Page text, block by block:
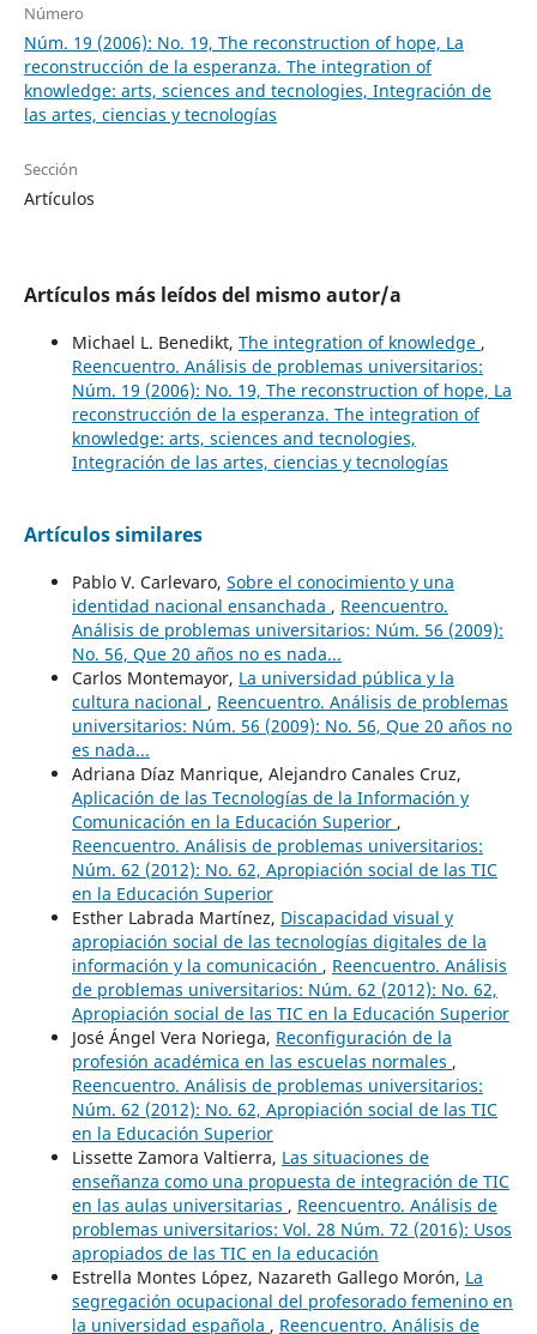
Número
Núm. 19 (2006): No. 19, The reconstruction of hope, La
reconstrucción de la esperanza. The integration of
knowledge: arts, sciences and tecnologies, Integración de
las artes, ciencias y tecnologías
Sección
Artículos
Artículos más leídos del mismo autor/a
Michael L. Benedikt, The integration of knowledge ,
Reencuentro. Análisis de problemas universitarios:
Núm. 19 (2006): No. 19, The reconstruction of hope, La
reconstrucción de la esperanza. The integration of
knowledge: arts, sciences and tecnologies,
Integración de las artes, ciencias y tecnologías
Artículos similares
Pablo V. Carlevaro, Sobre el conocimiento y una
identidad nacional ensanchada , Reencuentro.
Análisis de problemas universitarios: Núm. 56 (2009):
No. 56, Que 20 años no es nada...
Carlos Montemayor, La universidad pública y la
cultura nacional , Reencuentro. Análisis de problemas
universitarios: Núm. 56 (2009): No. 56, Que 20 años no
es nada...
Adriana Díaz Manrique, Alejandro Canales Cruz,
Aplicación de las Tecnologías de la Información y
Comunicación en la Educación Superior ,
Reencuentro. Análisis de problemas universitarios:
Núm. 62 (2012): No. 62, Apropiación social de las TIC
en la Educación Superior
Esther Labrada Martínez, Discapacidad visual y
apropiación social de las tecnologías digitales de la
información y la comunicación , Reencuentro. Análisis
de problemas universitarios: Núm. 62 (2012): No. 62,
Apropiación social de las TIC en la Educación Superior
José Ángel Vera Noriega, Reconfiguración de la
profesión académica en las escuelas normales ,
Reencuentro. Análisis de problemas universitarios:
Núm. 62 (2012): No. 62, Apropiación social de las TIC
en la Educación Superior
Lissette Zamora Valtierra, Las situaciones de
enseñanza como una propuesta de integración de TIC
en las aulas universitarias , Reencuentro. Análisis de
problemas universitarios: Vol. 28 Núm. 72 (2016): Usos
apropiados de las TIC en la educación
Estrella Montes López, Nazareth Gallego Morón, La
segregación ocupacional del profesorado femenino en
la universidad española , Reencuentro. Análisis de